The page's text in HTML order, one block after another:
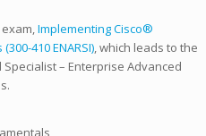
Implementing Cisco®
410 ENARSI), which leads to the
Specialist – Enterprise Advanced